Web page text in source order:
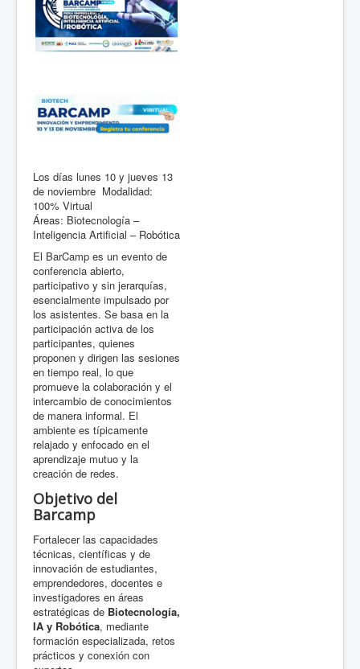
Los días lunes 10 y jueves 13
de noviembre Modalidad:
100% Virtual
Áreas: Biotecnología –
Inteligencia Artificial – Robótica
El BarCamp es un evento de
conferencia abierto,
participativo y sin jerarquías,
esencialmente impulsado por
los asistentes. Se basa en la
participación activa de los
participantes, quienes
proponen y dirigen las sesiones
en tiempo real, lo que
promueve la colaboración y el
intercambio de conocimientos
de manera informal. El
ambiente es típicamente
relajado y enfocado en el
aprendizaje mutuo y la
creación de redes.
Objetivo del
Barcamp
Fortalecer las capacidades
técnicas, científicas y de
innovación de estudiantes,
emprendedores, docentes e
investigadores en áreas
estratégicas de Biotecnología,
IA y Robótica, mediante
formación especializada, retos
prácticos y conexión con